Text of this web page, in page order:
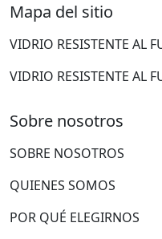
Mapa del sitio
VIDRIO RESISTENTE AL
VIDRIO RESISTENTE AL
Sobre nosotros
SOBRE NOSOTROS
QUIENES SOMOS
POR QUÉ ELEGIRNOS